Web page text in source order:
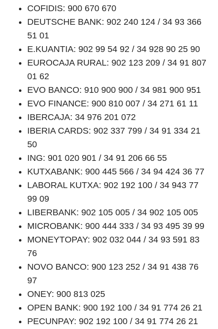
COFIDIS: 900 670 670
DEUTSCHE BANK: 902 240 124 / 34 93 366
51 01
E.KUANTIA: 902 99 54 92 / 34 928 90 25 90
EUROCAJA RURAL: 902 123 209 / 34 91 807
01 62
EVO BANCO: 910 900 900 / 34 981 900 951
EVO FINANCE: 900 810 007 / 34 271 61 11
IBERCAJA: 34 976 201 072
IBERIA CARDS: 902 337 799 / 34 91 334 21
50
ING: 901 020 901 / 34 91 206 66 55
KUTXABANK: 900 445 566 / 34 94 424 36 77
LABORAL KUTXA: 902 192 100 / 34 943 77
99 09
LIBERBANK: 902 105 005 / 34 902 105 005
MICROBANK: 900 444 333 / 34 93 495 39 99
MONEYTOPAY: 902 032 044 / 34 93 591 83
76
NOVO BANCO: 900 123 252 / 34 91 438 76
97
ONEY: 900 813 025
OPEN BANK: 900 192 100 / 34 91 774 26 21
PECUNPAY: 902 192 100 / 34 91 774 26 21